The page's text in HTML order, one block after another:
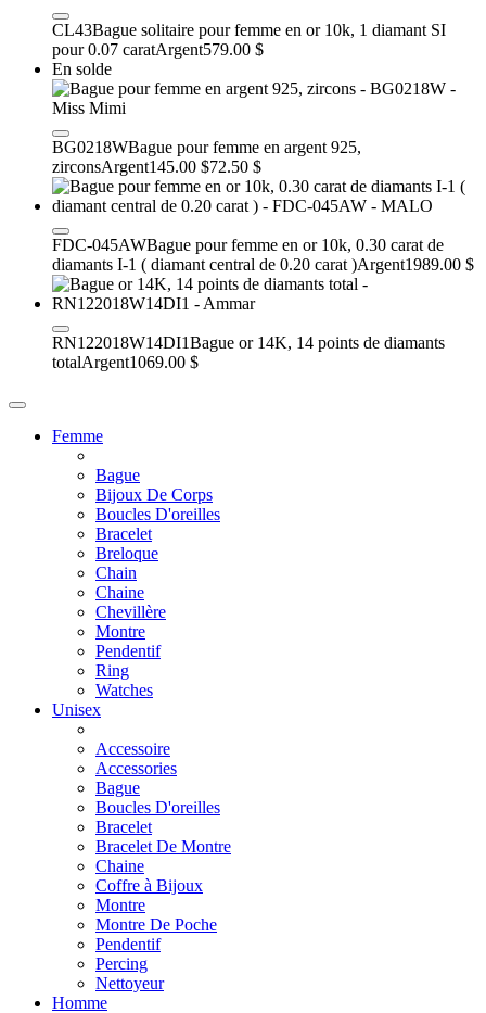
CL43Bague solitaire pour femme en or 10k, 1 diamant SI
pour 0.07 caratArgent579.00 $
En solde
BG0218WBague pour femme en argent 925,
zirconsArgent145.00 $72.50 $
FDC-045AWBague pour femme en or 10k, 0.30 carat de
diamants I-1 ( diamant central de 0.20 carat )Argent1989.00 $
RN122018W14DI1Bague or 14K, 14 points de diamants
totalArgent1069.00 $
Femme
Bague
Bijoux De Corps
Boucles D'oreilles
Bracelet
Breloque
Chain
Chaine
Chevillère
Montre
Pendentif
Ring
Watches
Unisex
Accessoire
Accessories
Bague
Boucles D'oreilles
Bracelet
Bracelet De Montre
Chaine
Coffre à Bijoux
Montre
Montre De Poche
Pendentif
Percing
Nettoyeur
Homme